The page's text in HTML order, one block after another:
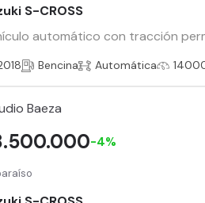
S-CROSS
automático con tracción
Bencina Automática
Baeza
-4%